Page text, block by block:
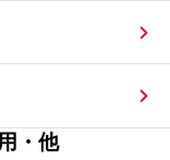
・他